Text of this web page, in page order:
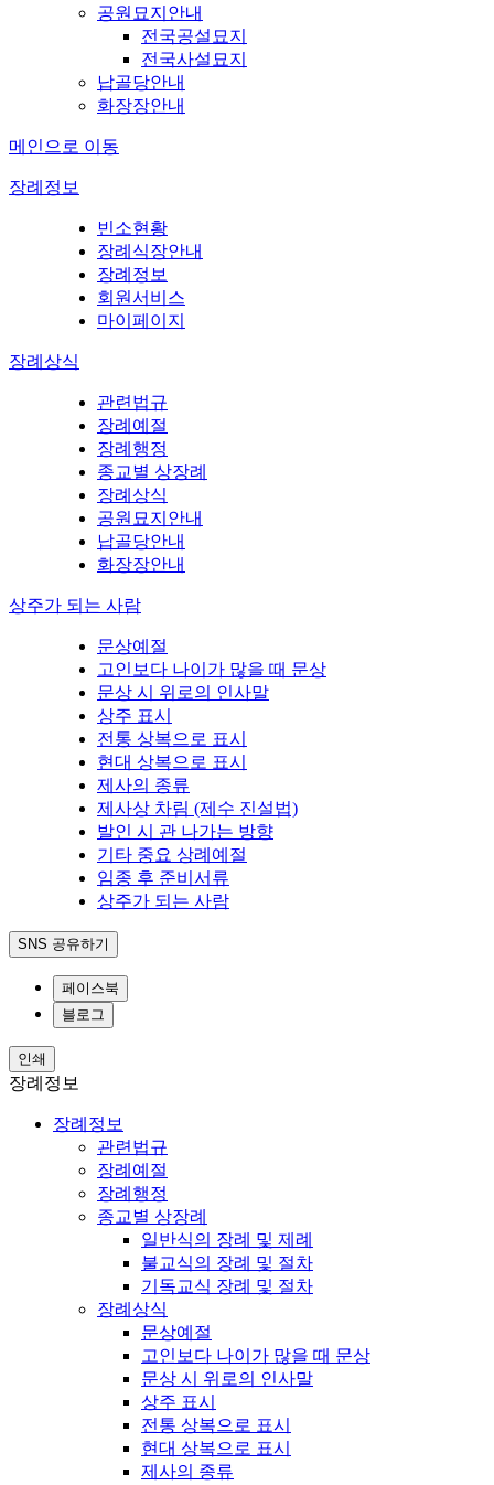
공원묘지안내
전국공설묘지
전국사설묘지
납골당안내
화장장안내
메인으로 이동
장례정보
빈소현황
장례식장안내
장례정보
회원서비스
마이페이지
장례상식
관련법규
장례예절
장례행정
종교별 상장례
장례상식
공원묘지안내
납골당안내
화장장안내
상주가 되는 사람
문상예절
고인보다 나이가 많을 때 문상
문상 시 위로의 인사말
상주 표시
전통 상복으로 표시
현대 상복으로 표시
제사의 종류
제사상 차림 (제수 진설법)
발인 시 관 나가는 방향
기타 중요 상례예절
임종 후 준비서류
상주가 되는 사람
SNS 공유하기
페이스북
블로그
인쇄
장례정보
장례정보
관련법규
장례예절
장례행정
종교별 상장례
일반식의 장례 및 제례
불교식의 장례 및 절차
기독교식 장례 및 절차
장례상식
문상예절
고인보다 나이가 많을 때 문상
문상 시 위로의 인사말
상주 표시
전통 상복으로 표시
현대 상복으로 표시
제사의 종류